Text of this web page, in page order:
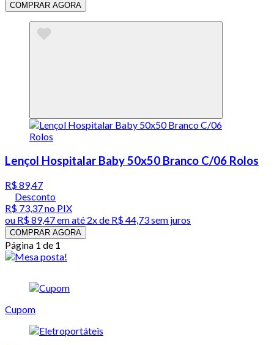
COMPRAR AGORA
Lençol Hospitalar Baby 50x50 Branco C/06 Rolos
R$ 89,47
Desconto
R$ 73,37no PIX
ou R$ 89,47em até 2x de R$ 44,73 sem juros
COMPRAR AGORA
Página 1 de 1
Cupom